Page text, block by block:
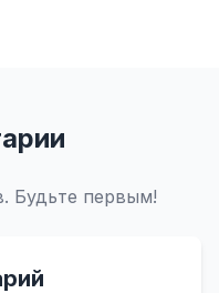
Будьте первым!